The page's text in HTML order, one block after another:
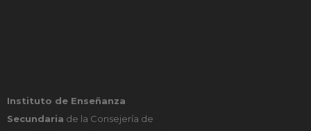
Instituto de Enseñanza
Secundaria de la Consejería de